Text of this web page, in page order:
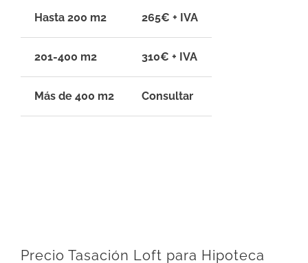
Hasta 200 m2 265€ + IVA
201-400 m2 310€ + IVA
Más de 400 m2 Consultar
Precio Tasación Loft para Hipoteca